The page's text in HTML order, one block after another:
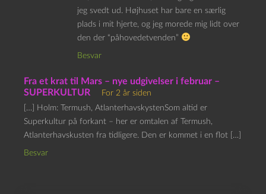
jeg svedt ud. Højhuset har bare en særlig
plads i mit hjerte, og jeg morede mig lidt over
den der “påhovedetvenden”
Besvar
Fra et krat til Mars – nye udgivelser i februar –
SUPERKULTUR
For 2 år siden
[…] Holm: Termush, AtlanterhavskystenSom altid er
Superkultur på forkant – her er omtalen af Termush,
Atlanterhavskusten fra tidligere. Den er kommet i en flot […]
Besvar